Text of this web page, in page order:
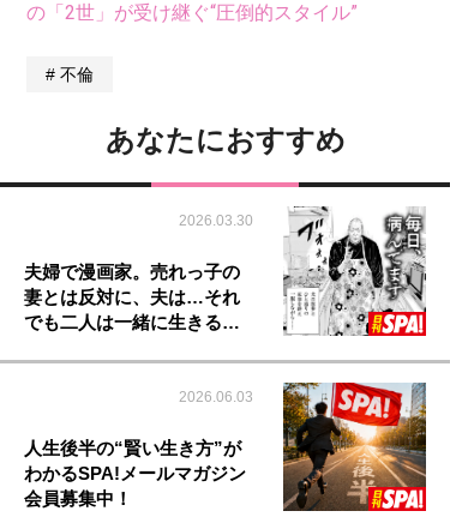
の「2世」が受け継ぐ“圧倒的スタイル”
不倫
あなたにおすすめ
2026.03.30
夫婦で漫画家。売れっ子の
妻とは反対に、夫は…それ
でも二人は一緒に生きる…
2026.06.03
人生後半の“賢い生き方”が
わかるSPA!メールマガジン
会員募集中！